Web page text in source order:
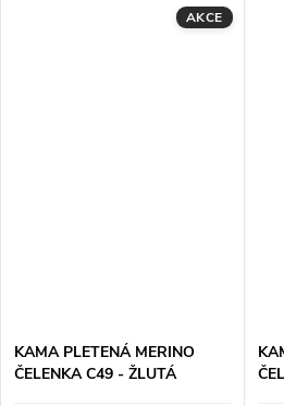
AKCE
KAMA PLETENÁ MERINO
ČELENKA C49 - ŽLUTÁ